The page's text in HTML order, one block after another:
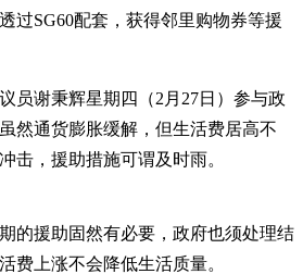
过SG60配套，获得邻里购物券等援
员谢秉辉星期四（2月27日）参与政
然通货膨胀缓解，但生活费居高不
击，援助措施可谓及时雨。
的援助固然有必要，政府也须处理结
费上涨不会降低生活质量。